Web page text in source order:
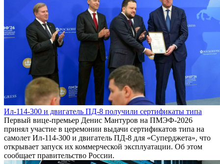
Ил-114-300 и двигатель ПД-8 получили сертификаты типа
Первый вице-премьер Денис Мантуров на ПМЭФ-2026
принял участие в церемонии выдачи сертификатов типа на
самолет Ил-114-300 и двигатель ПД-8 для «Суперджета», что
открывает запуск их коммерческой эксплуатации. Об этом
сообщает правительство России.